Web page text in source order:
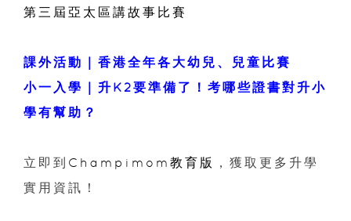
第三屆亞太區講故事比賽
課外活動｜香港全年各大幼兒、兒童比賽
小一入學｜升K2要準備了！考哪些證書對升小
學有幫助？
立即到 Champimom教育版
，獲取更多升學
實用資訊！